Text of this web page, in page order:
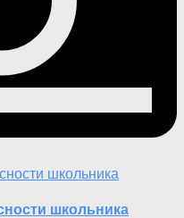
школьника